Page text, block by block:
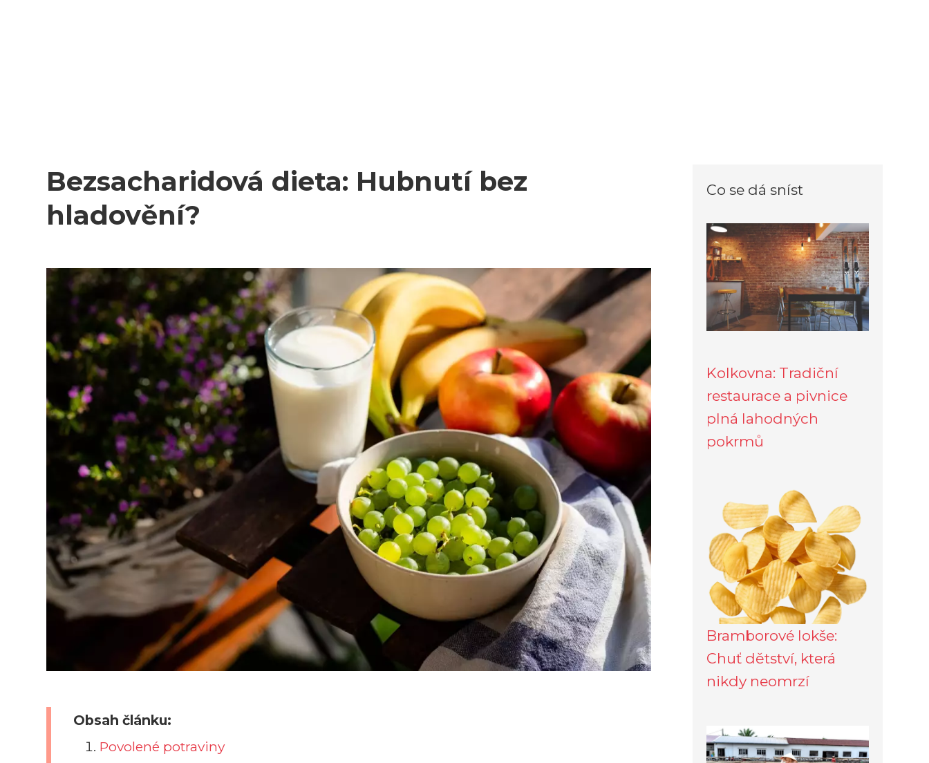
Bezsacharidová dieta: Hubnutí bez
hladovění?
Obsah článku:
Povolené potraviny
Co se dá sníst
Kolkovna: Tradiční
restaurace a pivnice
plná lahodných
pokrmů
Bramborové lokše:
Chuť dětství, která
nikdy neomrzí